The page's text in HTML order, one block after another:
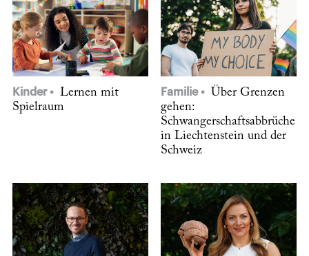
Kinder
Lernen mit
Spielraum
Familie
Über Grenzen
gehen:
Schwangerschaftsabbrüche
in Liechtenstein und der
Schweiz